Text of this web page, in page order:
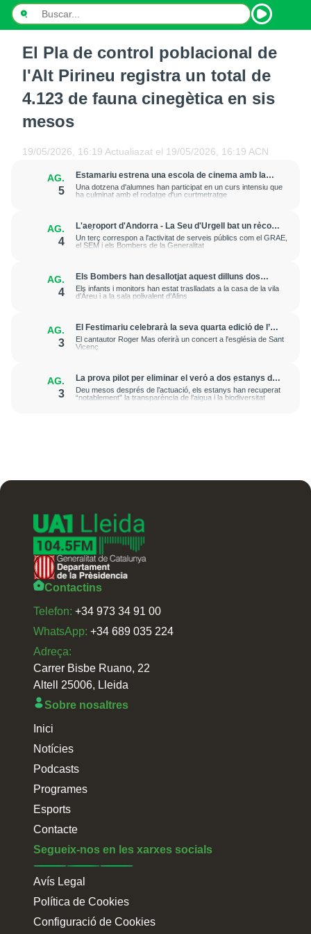
NOTÍCIES
PROGRAMES
ESPORTS
El Pla de control poblacional de
l'Alt Pirineu registra un total de
4.123 de fauna cinegètica en sis
mesos
19/05/2026, 16:19 Actualiazat el 19/05/2026, 16:19 ACN
AG.
5
Estamariu estrena una escola de cinema amb la
voluntat de consolidar-se durant tot l'any
Una dotzena d'alumnes han participat en un curs intensiu que
ha culminat amb el rodatge d'un curtmetratge
AG.
4
L'aeroport d'Andorra - La Seu d'Urgell bat un rècord
històric d'operacions al juliol, amb 1.063 moviments
Un terç correspon a l'activitat de serveis públics com el GRAE,
el SEM i els Bombers de la Generalitat
AG.
4
Els Bombers han desallotjat aquest dilluns dos
campaments escoltes a Alins per les fortes
tempestes
Els infants i monitors han estat traslladats a la casa de la vila
d’Àreu i a la sala polivalent d’Alins
AG.
3
El Festimariu celebrarà la seva quarta edició de l’11
al 13 de setembre amb una trentena de propostes
El cantautor Roger Mas oferirà un concert a l'església de Sant
Vicenç
AG.
3
La prova pilot per eliminar el veró a dos estanys de
l’Alt Pirineu confirma la seva erradicació completa
Deu mesos després de l’actuació, els estanys han recuperat
“notablement” la transparència de l’aigua i la biodiversitat
Contactins
Telefon: +34 973 34 91 00
WhatsApp: +34 689 035 224
Adreça:
Carrer Bisbe Ruano, 22
Altell 25006, Lleida
Sobre nosaltres
Inici
Notícies
Podcasts
Programes
Esports
Contacte
Segueix-nos en les xarxes socials
Avís Legal
Política de Cookies
Configuració de Cookies